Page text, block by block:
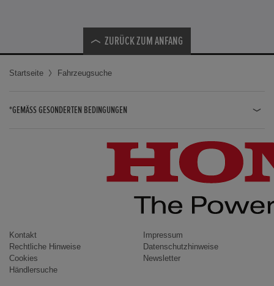
ZURÜCK ZUM ANFANG
Startseite Fahrzeugsuche
*GEMÄSS GESONDERTEN BEDINGUNGEN
CIVIC / CIVIC LIMOUSINE
INSIGHT
ACCORD
Kontakt
Impressum
Rechtliche Hinweise
Datenschutzhinweise
Cookies
Newsletter
Händlersuche